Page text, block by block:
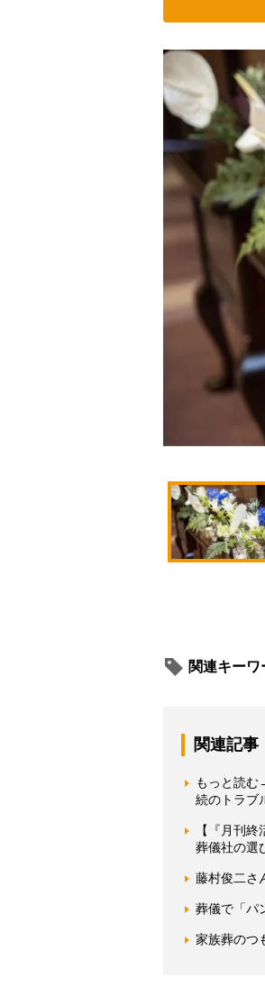
関連キーワ
関連記事
もっと読む
続のトラブ
【『月刊
葬儀社の選
藤村俊二さ
葬儀で「パ
家族葬のつ